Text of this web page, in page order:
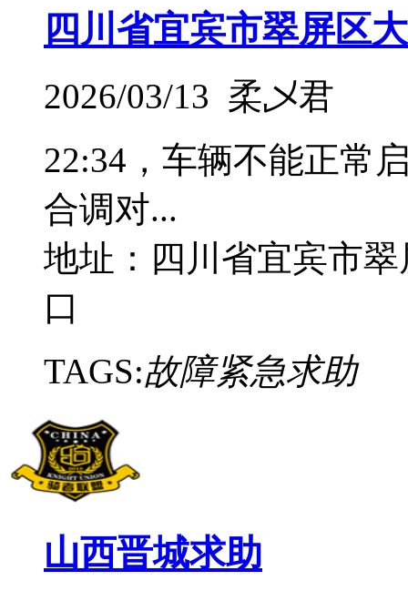
四川省宜宾市翠屏区
2026/03/13 柔乄君
22:34，车辆不能正常
合调对...
地址：四川省宜宾市
口
TAGS:故障紧急求助
山西晋城求助